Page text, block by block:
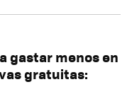
gastar menos en
gratuitas: